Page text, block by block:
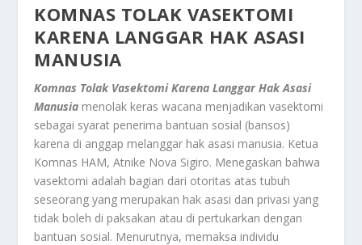
KOMNAS TOLAK VASEKTOMI
KARENA LANGGAR HAK ASASI
MANUSIA
Komnas Tolak Vasektomi Karena Langgar Hak Asasi
Manusia menolak keras wacana menjadikan vasektomi
sebagai syarat penerima bantuan sosial (bansos)
karena di anggap melanggar hak asasi manusia. Ketua
Komnas HAM, Atnike Nova Sigiro. Menegaskan bahwa
vasektomi adalah bagian dari otoritas atas tubuh
seseorang yang merupakan hak asasi dan privasi yang
tidak boleh di paksakan atau di pertukarkan dengan
bantuan sosial. Menurutnya, memaksa individu